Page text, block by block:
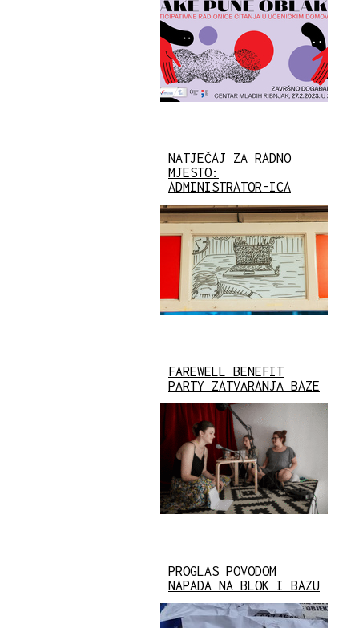
NATJEČAJ ZA RADNO
MJESTO:
ADMINISTRATOR-ICA
FAREWELL BENEFIT
PARTY ZATVARANJA BAZE
PROGLAS POVODOM
NAPADA NA BLOK I BAZU